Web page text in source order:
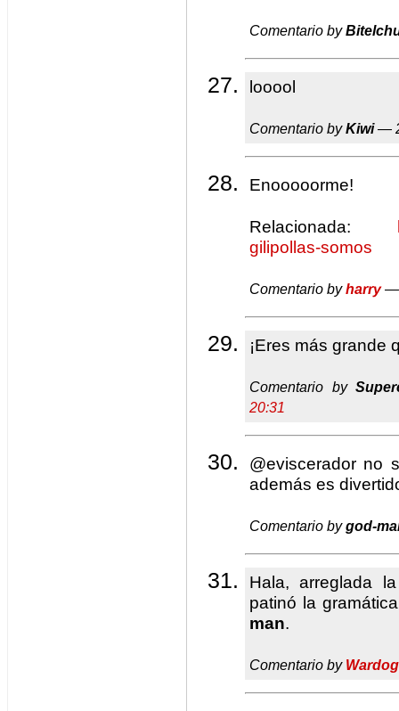
Comentario by
looool
Comentario byKiwi—
Enooooorme!
Relacionada:
gilipollas-somos
Comentario byharry—
¡Eres más grande
Comentario by
20:31
@eviscerador no
además es
Comentario bygod-
Hala, arreglada
patinó la
man.
Comentario by Wardog